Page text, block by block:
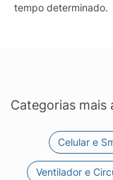
tempo determinado.
Categorias mais
Celular e
Ventilador e